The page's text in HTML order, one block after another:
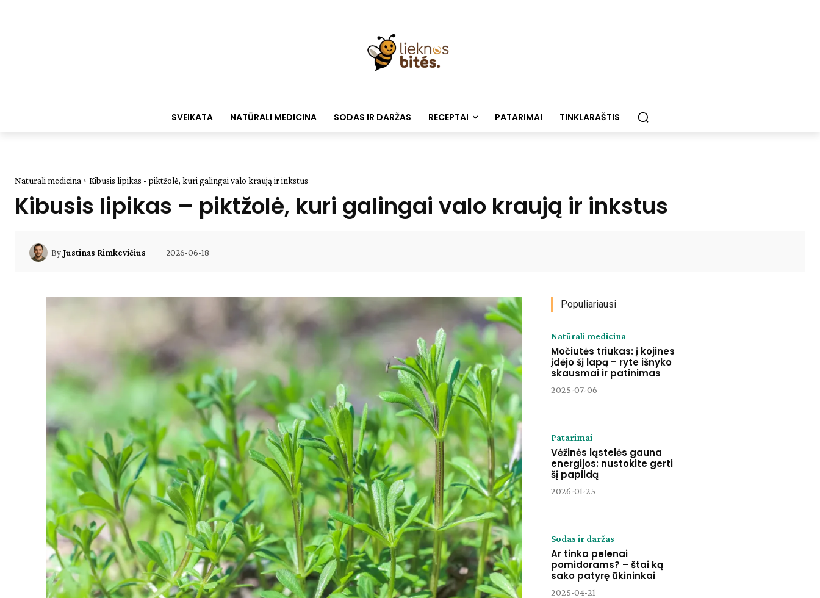
SVEIKATA NATŪRALI MEDICINA SODAS IR DARŽAS RECEPTAI PATARIMAI TINKLARAŠTIS
Natūrali medicina Kibusis lipikas - piktžolė, kuri galingai valo kraują ir inkstus
Kibusis lipikas – piktžolė, kuri galingai valo kraują ir inkstus
ByJustinas Rimkevičius 2026-06-18
Populiariausi
Natūrali medicina
Močiutės triukas: į kojines
įdėjo šį lapą – ryte išnyko
skausmai ir patinimas
2025-07-06
Patarimai
Vėžinės ląstelės gauna
energijos: nustokite gerti
šį papildą
2026-01-25
Sodas ir daržas
Ar tinka pelenai
pomidorams? – štai ką
sako patyrę ūkininkai
2025-04-21